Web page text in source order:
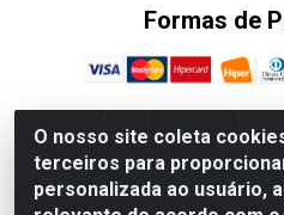
O nosso site coleta
terceiros para
personalizada ao usuário,
Formas de
Jumbo Alimentos Cascavel -
Santos Dumont, Cascavel-